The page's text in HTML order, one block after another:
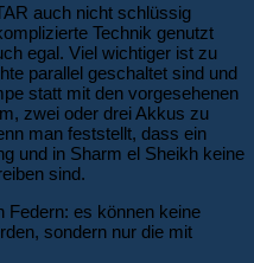
auch nicht schlüssig
Technik genutzt
egal. Viel wichtiger ist zu
parallel geschaltet sind und
statt mit den vorgesehenen
zwei oder drei Akkus zu
man feststellt, dass ein
und in Sharm el Sheikh keine
sind.
Federn: es können keine
sondern nur die mit